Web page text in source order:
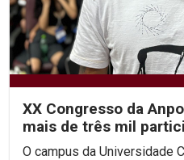
XX Congresso da
mais de três mil
importância da...
O campus da Universidade